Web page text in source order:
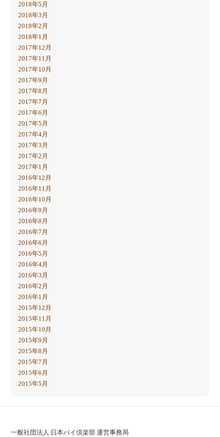
2018年5月
2018年3月
2018年2月
2018年1月
2017年12月
2017年11月
2017年10月
2017年9月
2017年8月
2017年7月
2017年6月
2017年5月
2017年4月
2017年3月
2017年2月
2017年1月
2016年12月
2016年11月
2016年10月
2016年9月
2016年8月
2016年7月
2016年6月
2016年5月
2016年4月
2016年3月
2016年2月
2016年1月
2015年12月
2015年11月
2015年10月
2015年9月
2015年8月
2015年7月
2015年6月
2015年5月
一般社団法人 日本パイ倶楽部 運営事務局